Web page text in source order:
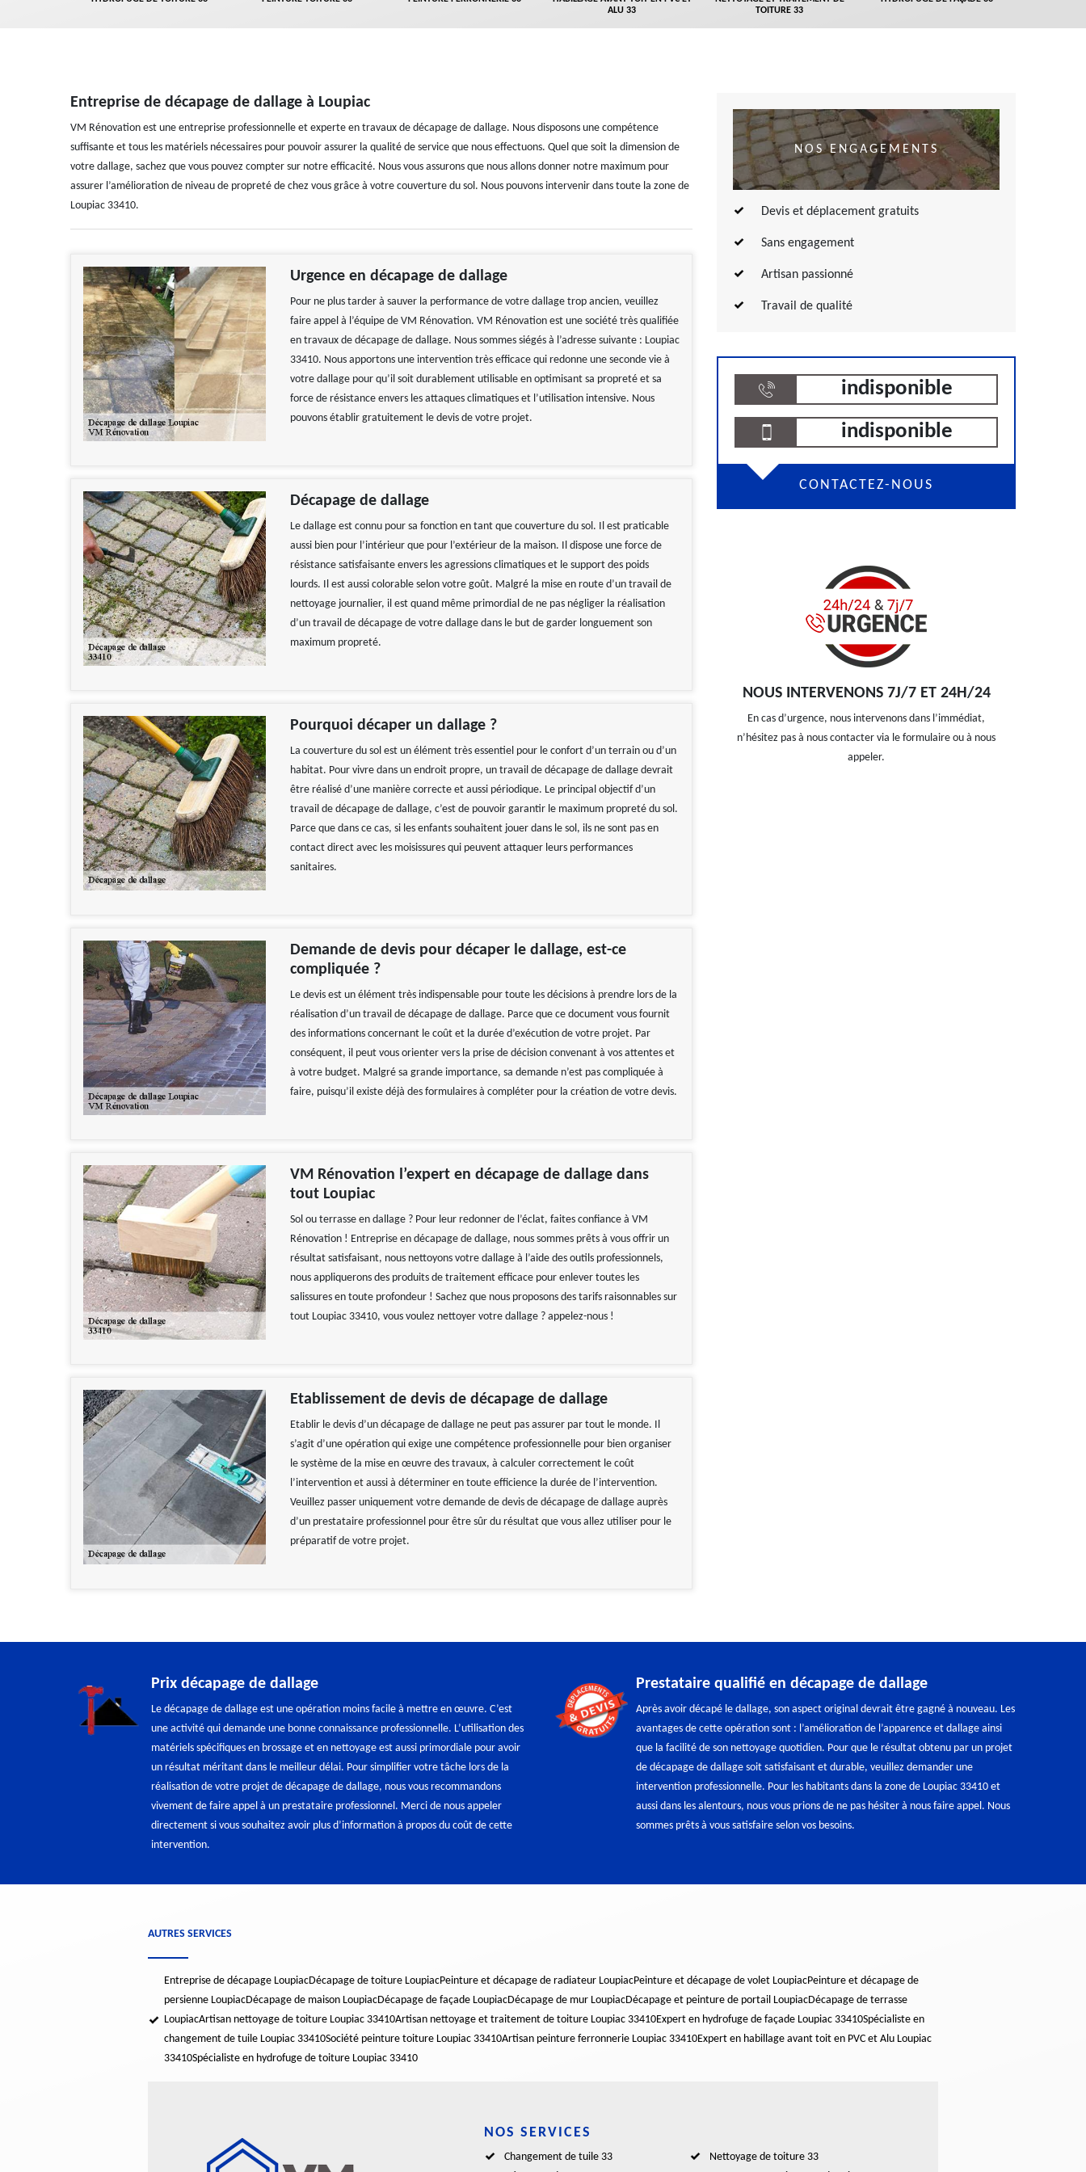
ALU 33
TOITURE 33
Entreprise de décapage de dallage à Loupiac
VM Rénovation est une entreprise professionnelle et experte en travaux de décapage de dallage. Nous disposons une compétence
suffisante et tous les matériels nécessaires pour pouvoir assurer la qualité de service que nous effectuons. Quel que soit la dimension de
votre dallage, sachez que vous pouvez compter sur notre efficacité. Nous vous assurons que nous allons donner notre maximum pour
assurer l’amélioration de niveau de propreté de chez vous grâce à votre couverture du sol. Nous pouvons intervenir dans toute la zone de
Loupiac 33410.
Urgence en décapage de dallage
Pour ne plus tarder à sauver la performance de votre dallage trop ancien, veuillez
faire appel à l’équipe de VM Rénovation. VM Rénovation est une société très qualifiée
en travaux de décapage de dallage. Nous sommes siégés à l’adresse suivante : Loupiac
33410. Nous apportons une intervention très efficace qui redonne une seconde vie à
votre dallage pour qu’il soit durablement utilisable en optimisant sa propreté et sa
force de résistance envers les attaques climatiques et l’utilisation intensive. Nous
pouvons établir gratuitement le devis de votre projet.
Décapage de dallage
Le dallage est connu pour sa fonction en tant que couverture du sol. Il est praticable
aussi bien pour l’intérieur que pour l’extérieur de la maison. Il dispose une force de
résistance satisfaisante envers les agressions climatiques et le support des poids
lourds. Il est aussi colorable selon votre goût. Malgré la mise en route d’un travail de
nettoyage journalier, il est quand même primordial de ne pas négliger la réalisation
d’un travail de décapage de votre dallage dans le but de garder longuement son
maximum propreté.
Pourquoi décaper un dallage ?
La couverture du sol est un élément très essentiel pour le confort d’un terrain ou d’un
habitat. Pour vivre dans un endroit propre, un travail de décapage de dallage devrait
être réalisé d’une manière correcte et aussi périodique. Le principal objectif d’un
travail de décapage de dallage, c’est de pouvoir garantir le maximum propreté du sol.
Parce que dans ce cas, si les enfants souhaitent jouer dans le sol, ils ne sont pas en
contact direct avec les moisissures qui peuvent attaquer leurs performances
sanitaires.
Demande de devis pour décaper le dallage, est-ce
compliquée ?
Le devis est un élément très indispensable pour toute les décisions à prendre lors de la
réalisation d’un travail de décapage de dallage. Parce que ce document vous fournit
des informations concernant le coût et la durée d’exécution de votre projet. Par
conséquent, il peut vous orienter vers la prise de décision convenant à vos attentes et
à votre budget. Malgré sa grande importance, sa demande n’est pas compliquée à
faire, puisqu’il existe déjà des formulaires à compléter pour la création de votre devis.
VM Rénovation l’expert en décapage de dallage dans
tout Loupiac
Sol ou terrasse en dallage ? Pour leur redonner de l’éclat, faites confiance à VM
Rénovation ! Entreprise en décapage de dallage, nous sommes prêts à vous offrir un
résultat satisfaisant, nous nettoyons votre dallage à l’aide des outils professionnels,
nous appliquerons des produits de traitement efficace pour enlever toutes les
salissures en toute profondeur ! Sachez que nous proposons des tarifs raisonnables sur
tout Loupiac 33410, vous voulez nettoyer votre dallage ? appelez-nous !
Etablissement de devis de décapage de dallage
Etablir le devis d’un décapage de dallage ne peut pas assurer par tout le monde. Il
s’agit d’une opération qui exige une compétence professionnelle pour bien organiser
le système de la mise en œuvre des travaux, à calculer correctement le coût
l’intervention et aussi à déterminer en toute efficience la durée de l’intervention.
Veuillez passer uniquement votre demande de devis de décapage de dallage auprès
d’un prestataire professionnel pour être sûr du résultat que vous allez utiliser pour le
préparatif de votre projet.
NOS ENGAGEMENTS
Devis et déplacement gratuits
Sans engagement
Artisan passionné
Travail de qualité
indisponible
indisponible
CONTACTEZ-NOUS
NOUS INTERVENONS 7J/7 ET 24H/24
En cas d’urgence, nous intervenons dans l’immédiat,
n’hésitez pas à nous contacter via le formulaire ou à nous
appeler.
Prix décapage de dallage
Le décapage de dallage est une opération moins facile à mettre en œuvre. C’est
une activité qui demande une bonne connaissance professionnelle. L’utilisation des
matériels spécifiques en brossage et en nettoyage est aussi primordiale pour avoir
un résultat méritant dans le meilleur délai. Pour simplifier votre tâche lors de la
réalisation de votre projet de décapage de dallage, nous vous recommandons
vivement de faire appel à un prestataire professionnel. Merci de nous appeler
directement si vous souhaitez avoir plus d’information à propos du coût de cette
intervention.
Prestataire qualifié en décapage de dallage
Après avoir décapé le dallage, son aspect original devrait être gagné à nouveau. Les
avantages de cette opération sont : l’amélioration de l’apparence et dallage ainsi
que la facilité de son nettoyage quotidien. Pour que le résultat obtenu par un projet
de décapage de dallage soit satisfaisant et durable, veuillez demander une
intervention professionnelle. Pour les habitants dans la zone de Loupiac 33410 et
aussi dans les alentours, nous vous prions de ne pas hésiter à nous faire appel. Nous
sommes prêts à vous satisfaire selon vos besoins.
AUTRES SERVICES
Entreprise de décapage LoupiacDécapage de toiture LoupiacPeinture et décapage de radiateur LoupiacPeinture et décapage de volet LoupiacPeinture et décapage de
persienne LoupiacDécapage de maison LoupiacDécapage de façade LoupiacDécapage de mur LoupiacDécapage et peinture de portail LoupiacDécapage de terrasse
LoupiacArtisan nettoyage de toiture Loupiac 33410Artisan nettoyage et traitement de toiture Loupiac 33410Expert en hydrofuge de façade Loupiac 33410Spécialiste en
changement de tuile Loupiac 33410Société peinture toiture Loupiac 33410Artisan peinture ferronnerie Loupiac 33410Expert en habillage avant toit en PVC et Alu Loupiac
33410Spécialiste en hydrofuge de toiture Loupiac 33410
NOS SERVICES
Changement de tuile 33
Nettoyage de toiture 33